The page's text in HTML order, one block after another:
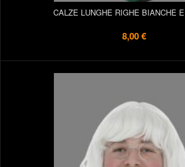
CALZE LUNGHE RIGHE BIANCHE
8,00 €